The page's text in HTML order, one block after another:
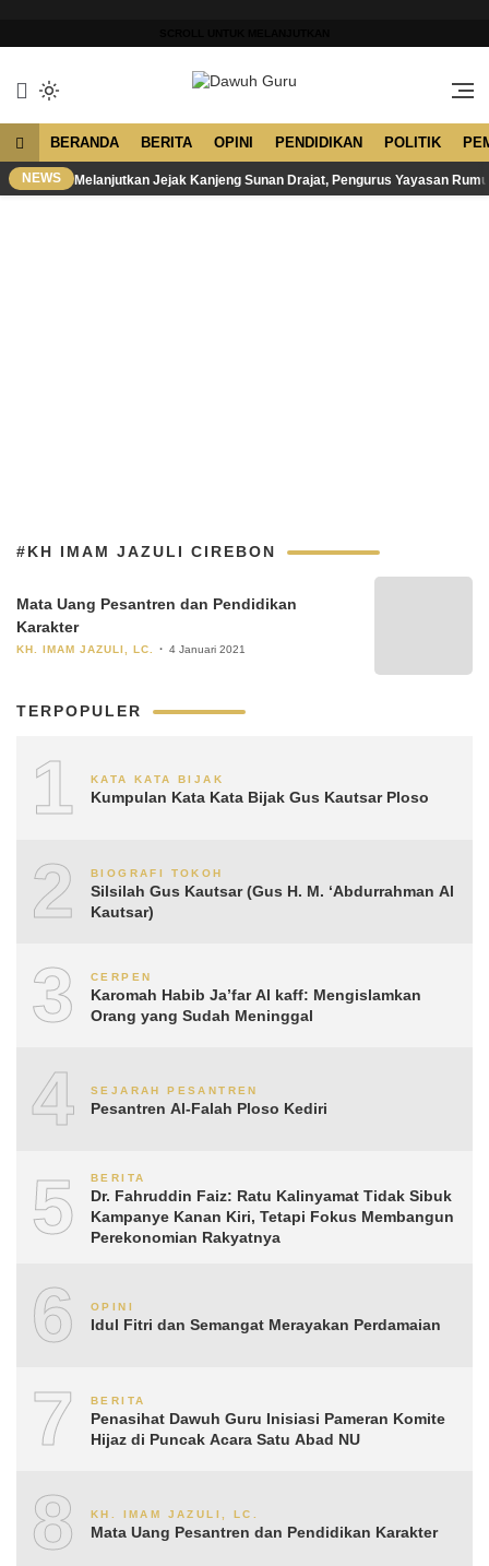
konten
BERANDA BERITA OPINI PENDIDIKAN POLITIK
NEWS Melanjutkan Jejak Kanjeng Sunan Drajat, Pengurus Yayasan
#KH IMAM JAZULI CIREBON
Mata Uang Pesantren dan Pendidikan
Karakter
KH. IMAM JAZULI, LC. 4 Januari 2021
TERPOPULER
1 KATA KATA BIJAK
Kumpulan Kata Kata Bijak Gus Kautsar Ploso
2 BIOGRAFI TOKOH
Silsilah Gus Kautsar (Gus H. M. ‘Abdurrahman Al
Kautsar)
3 CERPEN
Karomah Habib Ja’far Al kaff: Mengislamkan
Orang yang Sudah Meninggal
4 SEJARAH PESANTREN
Pesantren Al-Falah Ploso Kediri
5 BERITA
Dr. Fahruddin Faiz: Ratu Kalinyamat Tidak Sibuk
Kampanye Kanan Kiri, Tetapi Fokus Membangun
Perekonomian Rakyatnya
6 OPINI
Idul Fitri dan Semangat Merayakan Perdamaian
7 BERITA
Penasihat Dawuh Guru Inisiasi Pameran Komite
Hijaz di Puncak Acara Satu Abad NU
8 KH. IMAM JAZULI, LC.
Mata Uang Pesantren dan Pendidikan Karakter